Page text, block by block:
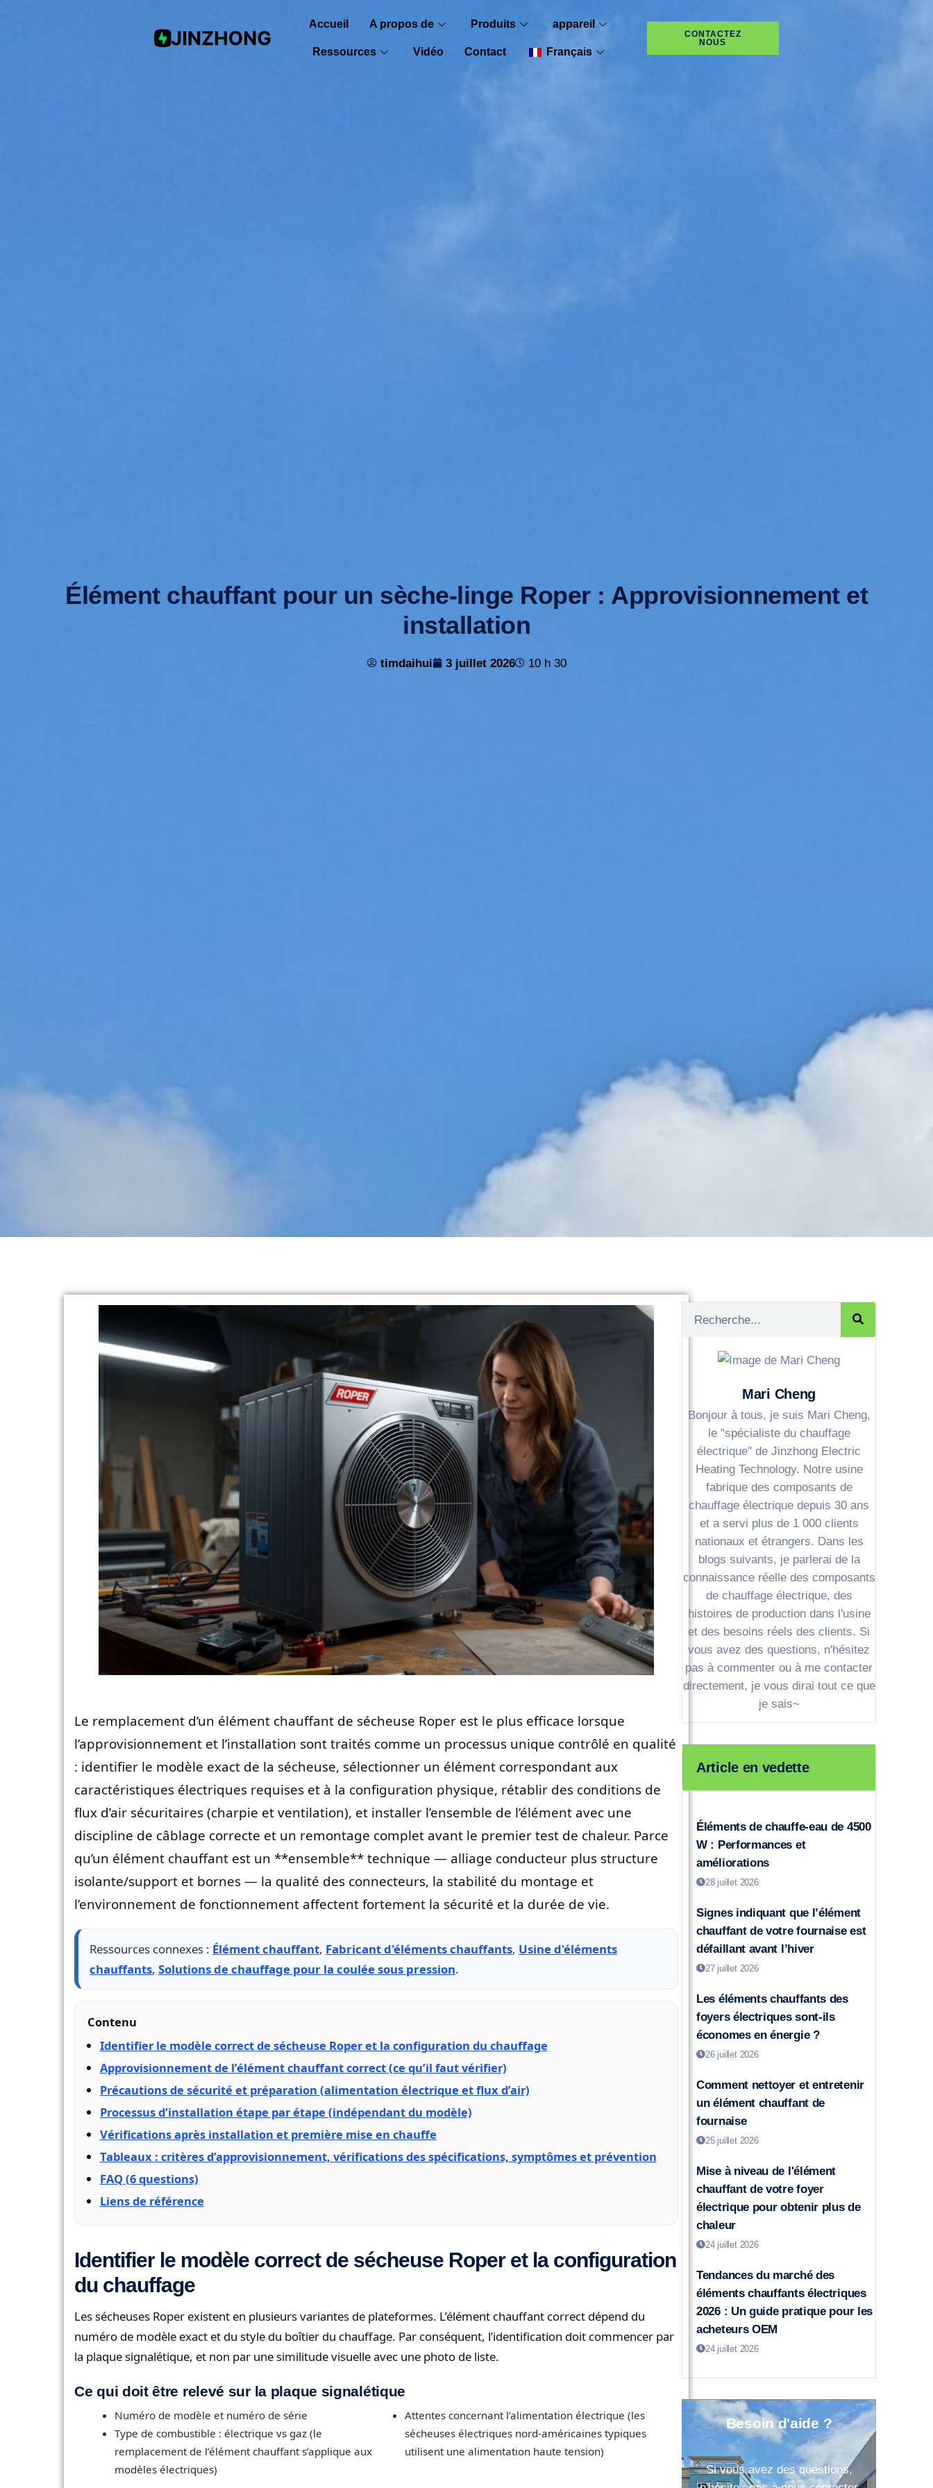
Accueil A propos de Produits appareil
Ressources Vidéo Contact Français
CONTACTEZ
NOUS
Élément chauffant pour un sèche-linge Roper : Approvisionnement et
installation
timdaihui 3 juillet 2026 10 h 30
Le remplacement d’un élément chauffant de sécheuse Roper est le plus efficace lorsque
l’approvisionnement et l’installation sont traités comme un processus unique contrôlé en qualité
: identifier le modèle exact de la sécheuse, sélectionner un élément correspondant aux
caractéristiques électriques requises et à la configuration physique, rétablir des conditions de
flux d’air sécuritaires (charpie et ventilation), et installer l’ensemble de l’élément avec une
discipline de câblage correcte et un remontage complet avant le premier test de chaleur. Parce
qu’un élément chauffant est un **ensemble** technique — alliage conducteur plus structure
isolante/support et bornes — la qualité des connecteurs, la stabilité du montage et
l’environnement de fonctionnement affectent fortement la sécurité et la durée de vie.
Ressources connexes : Élément chauffant, Fabricant d'éléments chauffants, Usine d'éléments
chauffants, Solutions de chauffage pour la coulée sous pression.
Contenu
Identifier le modèle correct de sécheuse Roper et la configuration du chauffage
Approvisionnement de l’élément chauffant correct (ce qu’il faut vérifier)
Précautions de sécurité et préparation (alimentation électrique et flux d’air)
Processus d’installation étape par étape (indépendant du modèle)
Vérifications après installation et première mise en chauffe
Tableaux : critères d’approvisionnement, vérifications des spécifications, symptômes et prévention
FAQ (6 questions)
Liens de référence
Identifier le modèle correct de sécheuse Roper et la configuration
du chauffage
Les sécheuses Roper existent en plusieurs variantes de plateformes. L’élément chauffant correct dépend du
numéro de modèle exact et du style du boîtier du chauffage. Par conséquent, l’identification doit commencer par
la plaque signalétique, et non par une similitude visuelle avec une photo de liste.
Ce qui doit être relevé sur la plaque signalétique
Numéro de modèle et numéro de série
Type de combustible : électrique vs gaz (le
remplacement de l’élément chauffant s’applique aux
modèles électriques)
Attentes concernant l’alimentation électrique (les
sécheuses électriques nord-américaines typiques
utilisent une alimentation haute tension)
Mari Cheng
Bonjour à tous, je suis Mari Cheng,
le "spécialiste du chauffage
électrique" de Jinzhong Electric
Heating Technology. Notre usine
fabrique des composants de
chauffage électrique depuis 30 ans
et a servi plus de 1 000 clients
nationaux et étrangers. Dans les
blogs suivants, je parlerai de la
connaissance réelle des composants
de chauffage électrique, des
histoires de production dans l'usine
et des besoins réels des clients. Si
vous avez des questions, n'hésitez
pas à commenter ou à me contacter
directement, je vous dirai tout ce que
je sais~
Article en vedette
Éléments de chauffe-eau de 4500
W : Performances et
améliorations
28 juillet 2026
Signes indiquant que l’élément
chauffant de votre fournaise est
défaillant avant l’hiver
27 juillet 2026
Les éléments chauffants des
foyers électriques sont-ils
économes en énergie ?
26 juillet 2026
Comment nettoyer et entretenir
un élément chauffant de
fournaise
25 juillet 2026
Mise à niveau de l'élément
chauffant de votre foyer
électrique pour obtenir plus de
chaleur
24 juillet 2026
Tendances du marché des
éléments chauffants électriques
2026 : Un guide pratique pour les
acheteurs OEM
24 juillet 2026
Besoin d'aide ?
Si vous avez des questions,